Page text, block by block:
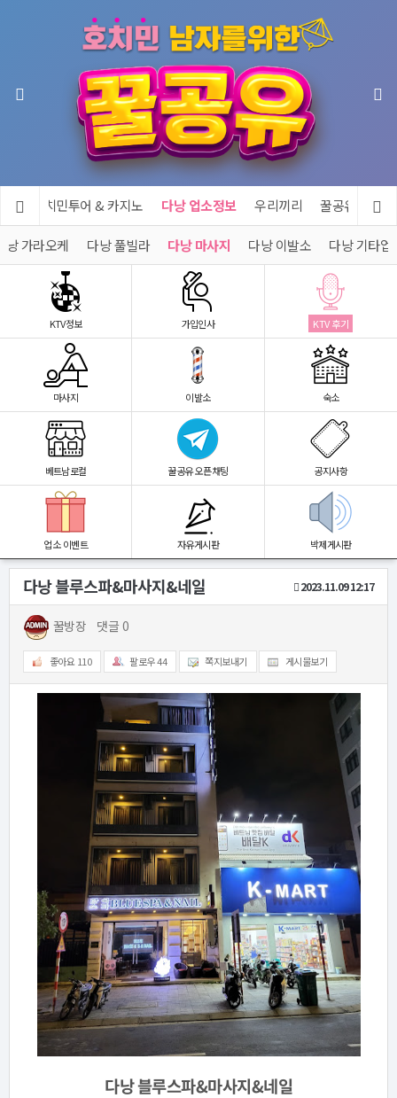
호치민투어 & 카지노 다낭 업소정보 우리끼리 꿀공유 제휴
낭 가라오케 다낭 풀빌라 다낭 마사지 다낭 이발소 다낭 기타업
KTV정보 가입인사 KTV 후기
마사지 이발소 숙소
베트남로컬 꿀공유 오픈채팅 공지사항
업소 이벤트 자유게시판 박제게시판
다낭 블루스파&마사지&네일 2023.11.09 12:17
꿀방장 댓글 0
좋아요 110 팔로우44 쪽지보내기 게시물보기
다낭블루스파&마사지&네일